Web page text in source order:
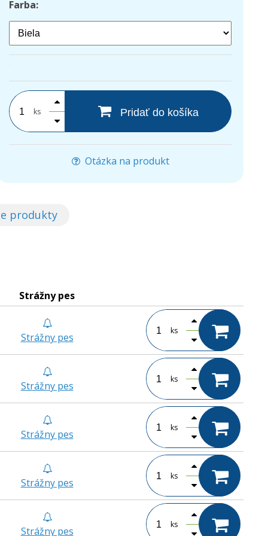
Farba:
ks Pridať do košíka
Otázka na produkt
produkty
Strážny pes
Strážny pes
ks
Strážny pes
ks
Strážny pes
ks
Strážny pes
ks
Strážny pes
ks